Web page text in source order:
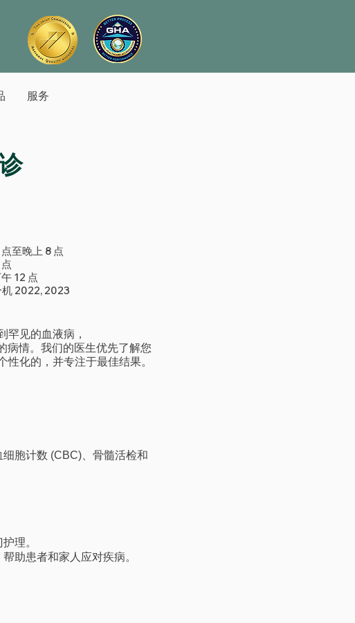
服务
至晚上 8 点
12 点
2022, 2023
罕见的血液病，
病情。我们的医生优先了解您
化的，并专注于最佳结果。
胞计数 (CBC)、骨髓活检和
理。
助患者和家人应对疾病。